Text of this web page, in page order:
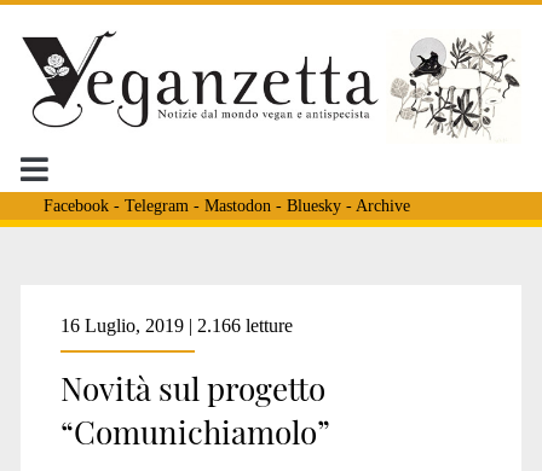
Facebook- Telegram - Mastodon - Bluesky- Archive
Tag:
<span>mantova
16 Luglio, 2019 | 2.166 letture
Novità sul progetto
“Comunichiamolo”